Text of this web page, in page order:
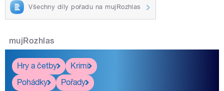
Všechny díly pořadu na mujRozhlas
mujRozhlas
Hry a četby
Krimi
Pohádky
Pořady